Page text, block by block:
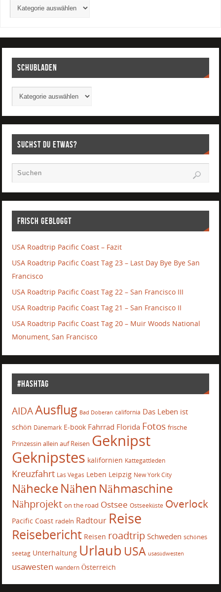
Schubladen
Suchst Du etwas?
Frisch gebloggt
USA Roadtrip Pacific Coast – Fazit
USA Roadtrip Pacific Coast Tag 23 – Last Day Bye Bye San
Francisco
USA Roadtrip Pacific Coast Tag 22 – San Francisco III
USA Roadtrip Pacific Coast Tag 21 – San Francisco II
USA Roadtrip Pacific Coast Tag 20 – Muir Woods National
Monument, San Francisco
#Hashtag
AIDAAusflug Bad Doberan california Das Leben ist
schön Dänemark E-book Fahrrad Florida Fotos frische
Prinzessin allein auf Reisen Geknipst
Geknipstes kalifornien Kattegattleden
Kreuzfahrt Las Vegas Leben Leipzig New York City
NäheckeNähen Nähmaschine
Nähprojekt on the road Ostsee Ostseeküste Overlock
Pacific Coast radeln Radtour Reise
Reisebericht Reisen roadtrip Schweden schönes
seetag Unterhaltung Urlaub USA usasüdwesten
usawesten wandern Österreich